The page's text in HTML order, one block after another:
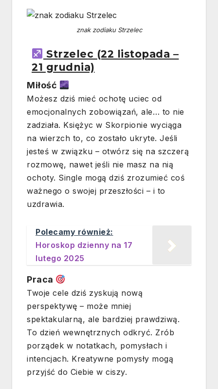
znak zodiaku Strzelec
Strzelec (22 listopada –
21 grudnia)
Miłość
Możesz dziś mieć ochotę uciec od
emocjonalnych zobowiązań, ale… to nie
zadziała. Księżyc w Skorpionie wyciąga
na wierzch to, co zostało ukryte. Jeśli
jesteś w związku – otwórz się na szczerą
rozmowę, nawet jeśli nie masz na nią
ochoty. Single mogą dziś zrozumieć coś
ważnego o swojej przeszłości – i to
uzdrawia.
Polecamy również:
Horoskop dzienny na 17
lutego 2025
Praca
Twoje cele dziś zyskują nową
perspektywę – może mniej
spektakularną, ale bardziej prawdziwą.
To dzień wewnętrznych odkryć. Zrób
porządek w notatkach, pomysłach i
intencjach. Kreatywne pomysły mogą
przyjść do Ciebie w ciszy.